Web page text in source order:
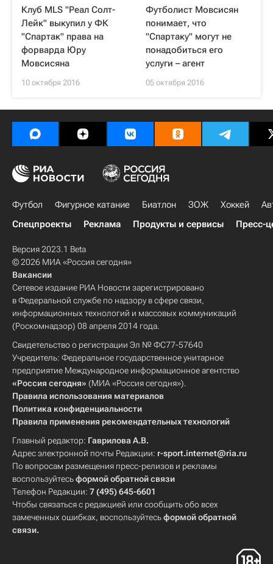
Клуб MLS "Реал Солт-
Лейк" выкупил у ФК
"Спартак" права на
форварда Юру
Мовсисяна
10 октября 2016
Футболист Мовсисян
понимает, что
"Спартаку" могут не
понадобиться его
услуги – агент
05 октября 2016
Футбол Фигурное катание Биатлон ЗОЖ Хоккей
Спецпроекты
Реклама Продукты и сервисы Пресс-
Версия 2023.1 Beta
© 2026 МИА «Россия сегодня»
Вакансии
Сетевое издание РИА Новости зарегистрировано
в Федеральной службе по надзору в сфере связи,
информационных технологий и массовых коммуникаций
(Роскомнадзор) 08 апреля 2014 года.
Свидетельство о регистрации Эл № ФС77-57640
Учредитель: Федеральное государственное унитарное
предприятие Международное информационное агентство
«Россия сегодня» (МИА «Россия сегодня»).
Правила использования материалов
Политика конфиденциальности
Правила применения рекомендательных технологий
Главный редактор: Гаврилова А.В.
Адрес электронной почты Редакции: r-sport.internet@ria.ru
По вопросам размещения пресс-релизов и рекламы
воспользуйтесьформой обратной связи
Телефон Редакции: 7 (495) 645-6601
Чтобы связаться с редакцией или сообщить обо всех
замеченных ошибках, воспользуйтесьформой обратной
связи.